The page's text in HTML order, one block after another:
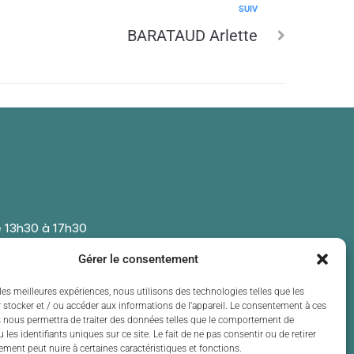
Gérer le consentement
meilleures expériences, nous utilisons des technologies telles que les
et / ou accéder aux informations de l’appareil. Le consentement à ces
permettra de traiter des données telles que le comportement de
les identifiants uniques sur ce site. Le fait de ne pas consentir ou de retirer
peut nuire à certaines caractéristiques et fonctions.
SUIV
BARATAUD Arlette
à 17h30
à 17h30
13h30 à 17h30
à 17h30
de 13h30 à 17h30